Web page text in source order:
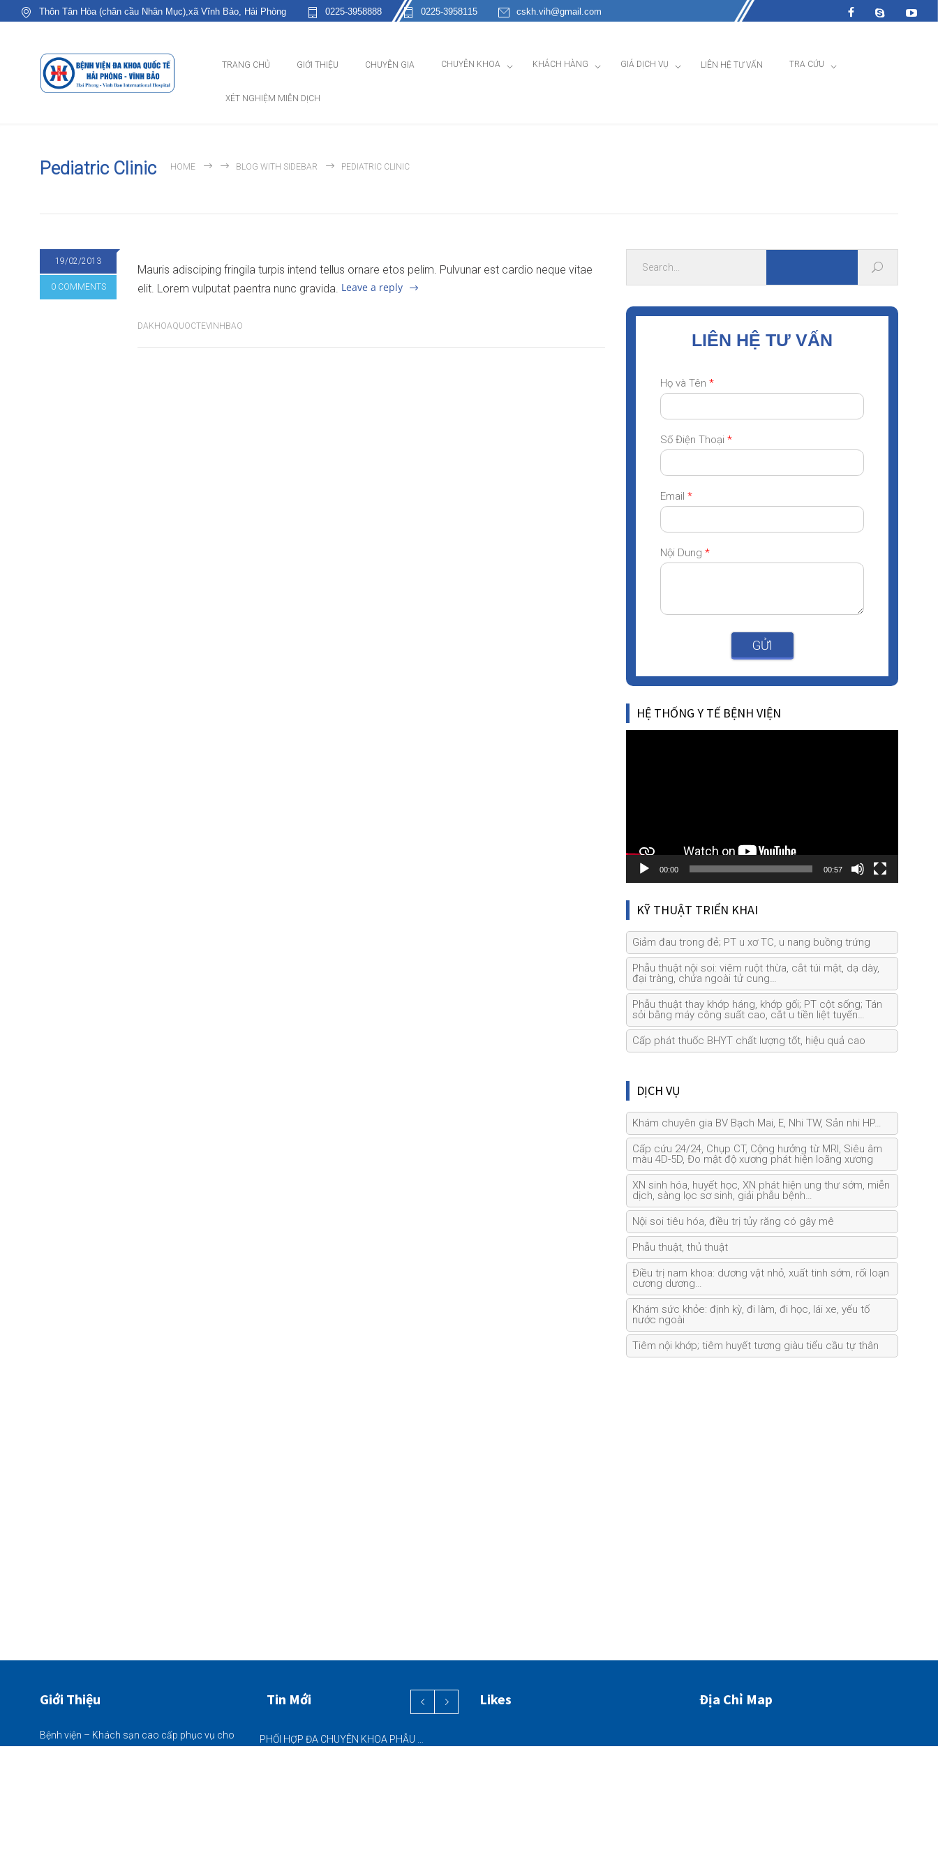
Thôn Tân Hòa (chân cầu Nhân Mục),xã Vĩnh Bảo, Hải Phòng 0225-3958888 0225-3958115 cskh.vih@gmail.com
TRANG CHỦ GIỚI THIỆU CHUYÊN GIA CHUYÊN KHOA KHÁCH HÀNG GIÁ DỊCH VỤ LIÊN HỆ TƯ VẤN TRA CỨU
XÉT NGHIỆM MIỄN DỊCH
Pediatric Clinic HOME BLOG WITH SIDEBAR PEDIATRIC CLINIC
19/02/2013
0 COMMENTS
Mauris adisciping fringila turpis intend tellus ornare etos pelim. Pulvunar est cardio neque vitae
elit. Lorem vulputat paentra nunc gravida. Leave a reply
DAKHOAQUOCTEVINHBAO
LIÊN HỆ TƯ VẤN
Họ và Tên *
Số Điện Thoại *
Email *
Nội Dung *
GỬI
HỆ THỐNG Y TẾ BỆNH VIỆN
Video
00:00 00:57
KỸ THUẬT TRIỂN KHAI
Giảm đau trong đẻ; PT u xơ TC, u nang buồng trứng
Phẫu thuật nội soi: viêm ruột thừa, cắt túi mật, dạ dày,
đại tràng, chửa ngoài tử cung…
Phẫu thuật thay khớp háng, khớp gối; PT cột sống; Tán
sỏi bằng máy công suất cao, cắt u tiền liệt tuyến…
Cấp phát thuốc BHYT chất lượng tốt, hiệu quả cao
DỊCH VỤ
Khám chuyên gia BV Bạch Mai, E, Nhi TW, Sản nhi HP…
Cấp cứu 24/24, Chụp CT, Cộng hưởng từ MRI, Siêu âm
màu 4D-5D, Đo mật độ xương phát hiện loãng xương
XN sinh hóa, huyết học, XN phát hiện ung thư sớm, miễn
dịch, sàng lọc sơ sinh, giải phẫu bệnh…
Nội soi tiêu hóa, điều trị tủy răng có gây mê
Phẫu thuật, thủ thuật
Điều trị nam khoa: dương vật nhỏ, xuất tinh sớm, rối loạn
cương dương…
Khám sức khỏe: định kỳ, đi làm, đi học, lái xe, yếu tố
nước ngoài
Tiêm nội khớp; tiêm huyết tương giàu tiểu cầu tự thân
Giới Thiệu
Bệnh viện – Khách sạn cao cấp phục vụ cho
Tin Mới
PHỐI HỢP ĐA CHUYÊN KHOA PHẪU THUẬT NỘI SOI “2 TRONG 1” THÀNH CÔNG CHO BỆNH NHÂN 69 TUỔI MẮC ĐỒNG THỜI HAI BỆNH LÝ NẶNG
Likes Địa Chỉ Map